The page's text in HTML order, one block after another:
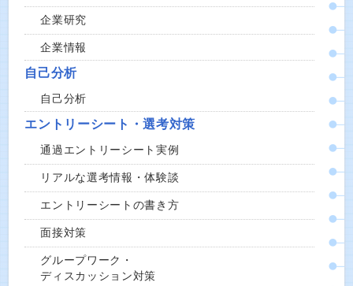
企業研究
企業情報
自己分析
自己分析
エントリーシート・選考対策
通過エントリーシート実例
リアルな選考情報・体験談
エントリーシートの書き方
面接対策
グループワーク・
ディスカッション対策